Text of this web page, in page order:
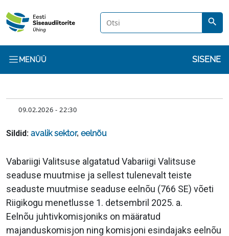
search
MENÜÜ SISENE
KUUPÄEV
09.02.2026 - 22:30
Sildid: avalik sektor, eelnõu
Sisu
Vabariigi Valitsuse algatatud Vabariigi Valitsuse
seaduse muutmise ja sellest tulenevalt teiste
seaduste muutmise seaduse eelnõu (766 SE) võeti
Riigikogu menetlusse 1. detsembril 2025. a.
Eelnõu juhtivkomisjoniks on määratud
majanduskomisjon ning komisjoni esindajaks eelnõu